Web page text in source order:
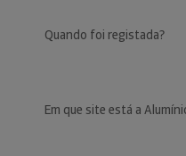
Quando foi registada?
Em que site está a